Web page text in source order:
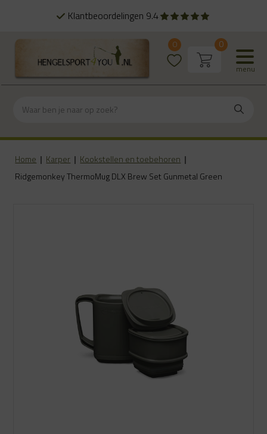
Alles uit eigen voorraad
menu
0 0
Home | Karper | Kookstellen en toebehoren |
Ridgemonkey ThermoMug DLX Brew Set Gunmetal Green